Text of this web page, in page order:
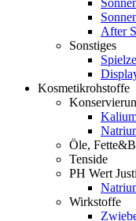
After
Sonstiges
Kosmetikrohstoffe
Öle,
Tenside
PH Wert
Wirkstoffe